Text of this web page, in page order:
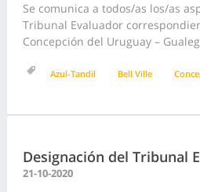
Se comunica a todos/as los/as
Tribunal Evaluador
Concepción del Uruguay –
Azul-Tandil Bell Ville
Designación del Tribunal
21-10-2020